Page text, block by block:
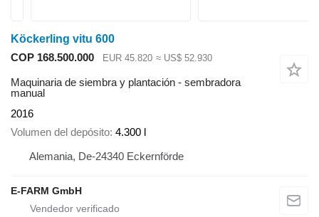
Köckerling vitu 600
COP 168.500.000
EUR 45.820 ≈ US$ 52.930
Maquinaria de siembra y plantación - sembradora
manual
2016
Volumen del depósito 4.300 l
Alemania, De-24340 Eckernförde
E-FARM GmbH